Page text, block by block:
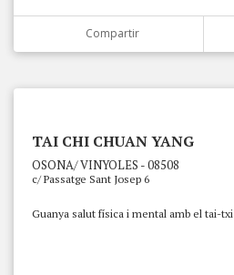
Compartir
TAI CHI CHUAN YANG
OSONA/ VINYOLES - 08508
c/ Passatge Sant Josep 6
Guanya salut física i mental amb el tai-txi